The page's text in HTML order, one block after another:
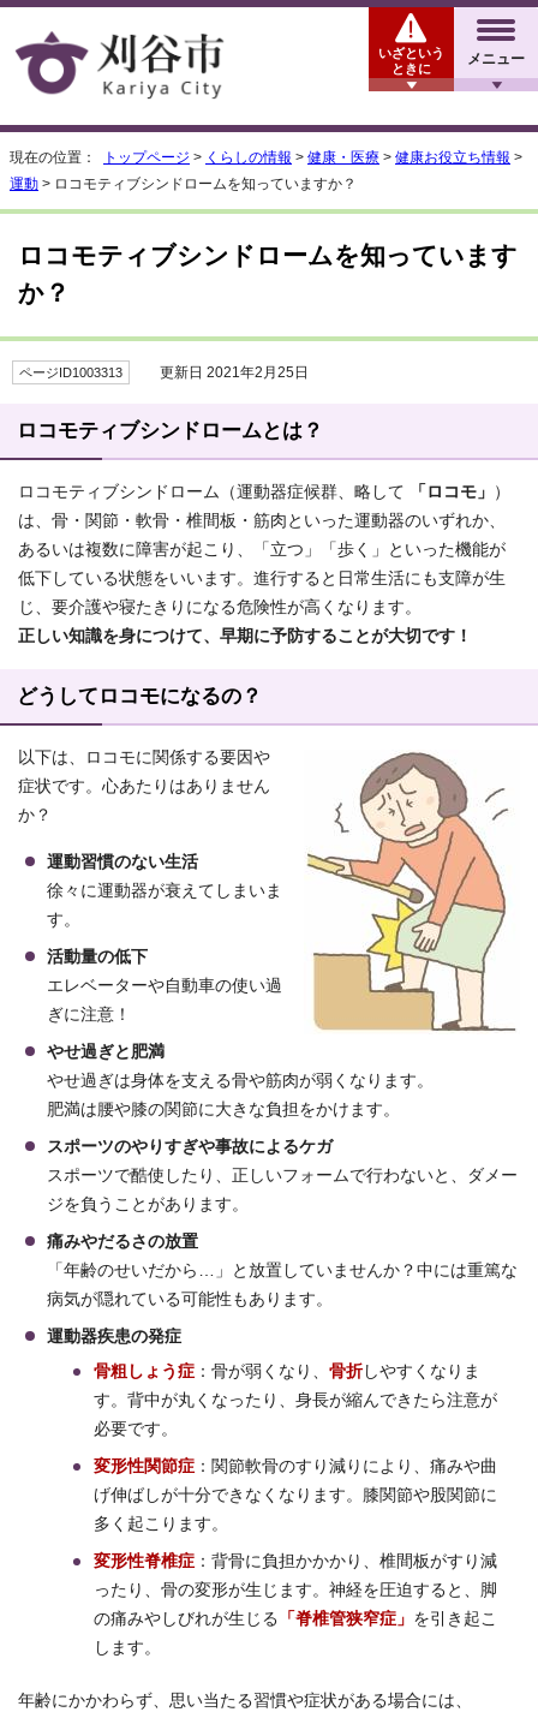
メニュー
いざという
ときに
現在の位置： トップページ > くらしの情報 > 健康・医療 > 健康お役立ち情報 >
運動 > ロコモティブシンドロームを知っていますか？
ロコモティブシンドロームを知っています
か？
ページID1003313 更新日 2021年2月25日
ロコモティブシンドロームとは？
ロコモティブシンドローム（運動器症候群、略して 「ロコモ」 ）
は、骨・関節・軟骨・椎間板・筋肉といった運動器のいずれか、
あるいは複数に障害が起こり、「立つ」「歩く」といった機能が
低下している状態をいいます。進行すると日常生活にも支障が生
じ、要介護や寝たきりになる危険性が高くなります。
正しい知識を身につけて、早期に予防することが大切です！
どうしてロコモになるの？
以下は、ロコモに関係する要因や
症状です。心あたりはありません
か？
運動習慣のない生活
徐々に運動器が衰えてしまいま
す。
活動量の低下
エレベーターや自動車の使い過
ぎに注意！
やせ過ぎと肥満
やせ過ぎは身体を支える骨や筋肉が弱くなります。
肥満は腰や膝の関節に大きな負担をかけます。
スポーツのやりすぎや事故によるケガ
スポーツで酷使したり、正しいフォームで行わないと、ダメー
ジを負うことがあります。
痛みやだるさの放置
「年齢のせいだから…」と放置していませんか？中には重篤な
病気が隠れている可能性もあります。
運動器疾患の発症
骨粗しょう症 ：骨が弱くなり、 骨折しやすくなりま
す。背中が丸くなったり、身長が縮んできたら注意が
必要です。
変形性関節症 ：関節軟骨のすり減りにより、痛みや曲
げ伸ばしが十分できなくなります。膝関節や股関節に
多く起こります。
変形性脊椎症 ：背骨に負担かかかり、椎間板がすり減
ったり、骨の変形が生じます。神経を圧迫すると、脚
の痛みやしびれが生じる
「脊椎管狭窄症」 を引き起こ
します。
年齢にかかわらず、思い当たる習慣や症状がある場合には、